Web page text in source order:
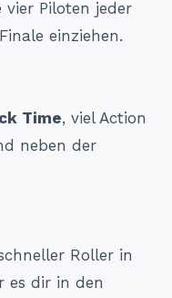
vier Piloten jeder
einziehen.
Time, viel Action
neben der
Roller in
es dir in den